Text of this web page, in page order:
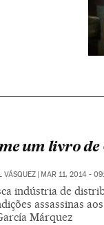
um livro
VÁSQUEZ | MAR 11, 2014 -
indústria de
assassinas
Márquez